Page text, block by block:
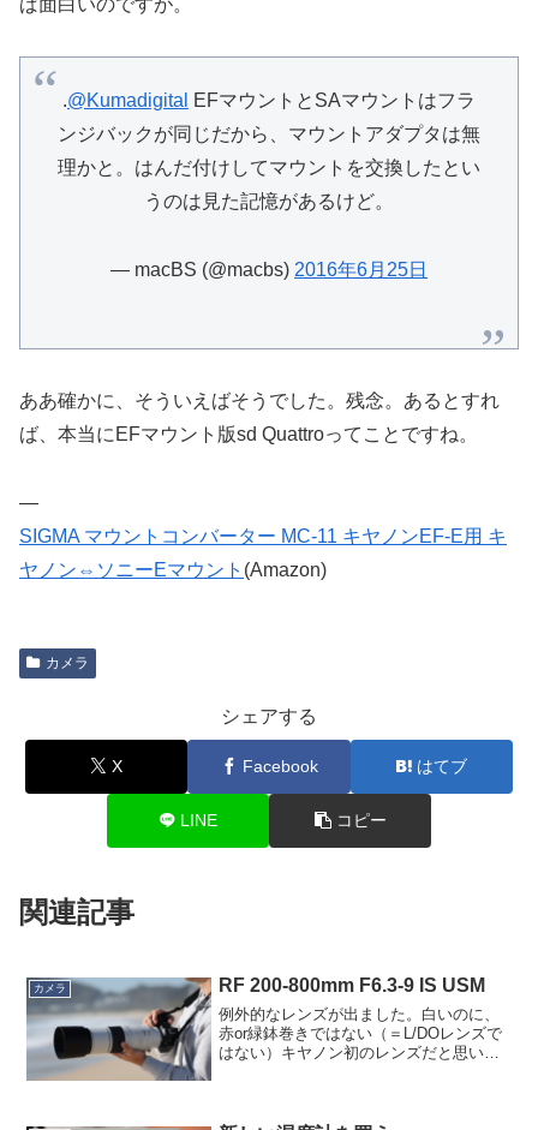
ば面白いのですが。
.@Kumadigital
EFマウントとSAマウントはフラ
ンジバックが同じだから、マウントアダプタは無
理かと。はんだ付けしてマウントを交換したとい
うのは見た記憶があるけど。
— macBS (@macbs) 2016年6月25日
ああ確かに、そういえばそうでした。残念。あるとすれ
ば、本当にEFマウント版sd Quattroってことですね。
—
SIGMA マウントコンバーター MC-11 キヤノンEF-E用 キ
ヤノン⇔ソニーEマウント (Amazon)
カメラ
シェアする
X Facebook はてブ
LINE コピー
関連記事
カメラ RF 200-800mm F6.3-9 IS USM
例外的なレンズが出ました。白いのに、
赤or緑鉢巻きではない（＝L/DOレンズで
はない）キヤノン初のレンズだと思いま